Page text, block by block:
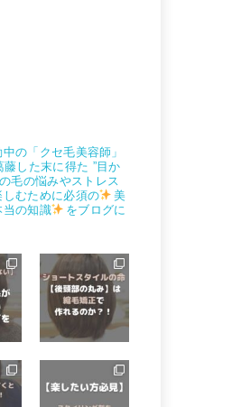
の「クセ毛美容師」
藤した末に得た ”目か
毛の悩みやストレス
むために必須の
美
当の知識
をブログに